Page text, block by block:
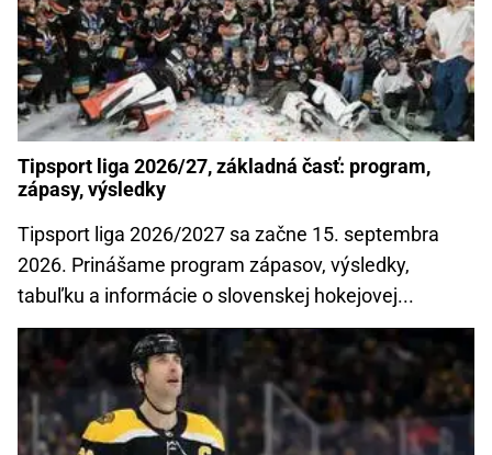
Tipsport liga 2026/27, základná časť: program,
zápasy, výsledky
Tipsport liga 2026/2027 sa začne 15. septembra
2026. Prinášame program zápasov, výsledky,
tabuľku a informácie o slovenskej hokejovej...